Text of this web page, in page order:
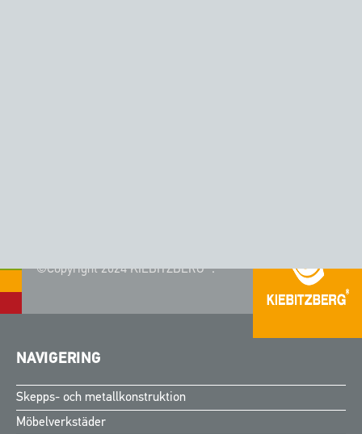
©Copyright 2024 KIEBITZBERG®.
NAVIGERING
Skepps- och metallkonstruktion
Möbelverkstäder